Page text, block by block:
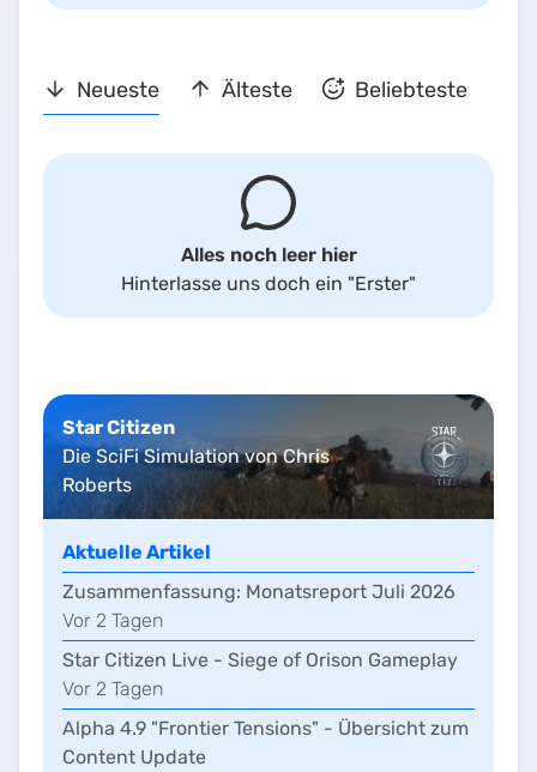
Neueste Älteste Beliebteste
Alles noch leer hier
Hinterlasse uns doch ein "Erster"
Star Citizen
Die SciFi Simulation von Chris
Roberts
Aktuelle Artikel
Zusammenfassung: Monatsreport Juli 2026
Vor 2 Tagen
Star Citizen Live - Siege of Orison Gameplay
Vor 2 Tagen
Alpha 4.9 "Frontier Tensions" - Übersicht zum
Content Update